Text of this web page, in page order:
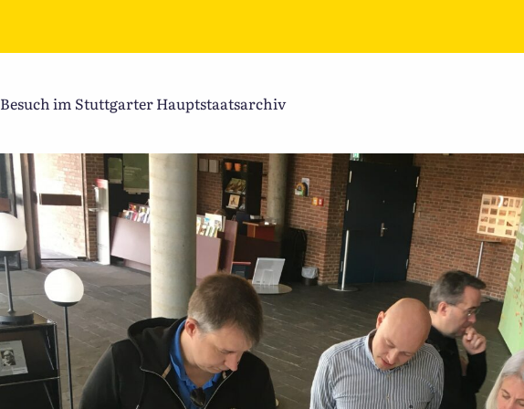
Besuch im Stuttgarter Hauptstaatsarchiv